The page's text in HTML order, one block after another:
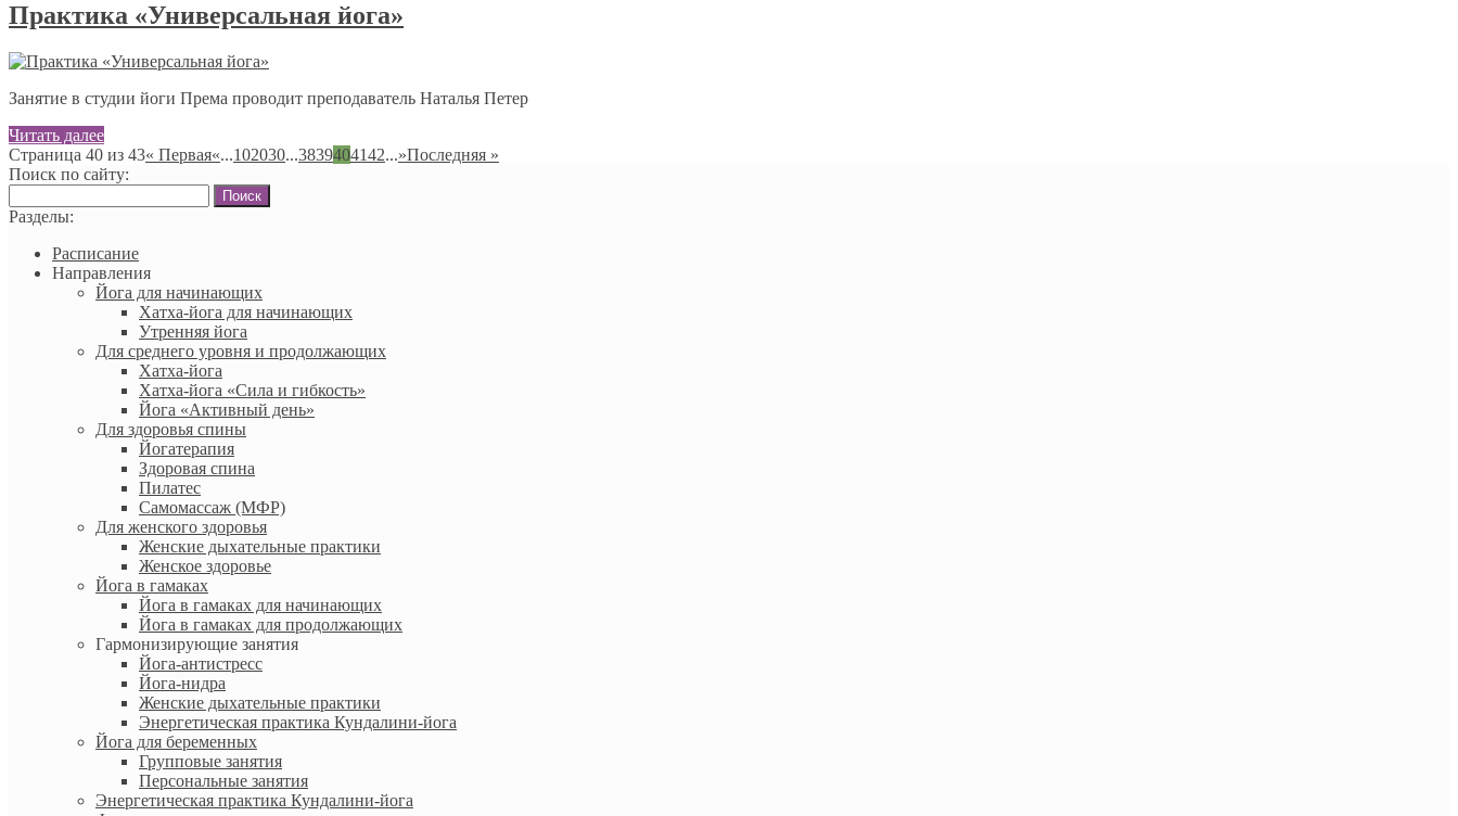
Практика «Универсальная йога»
Занятие в студии йоги Према проводит преподаватель Наталья Петер
Читать далее
Страница 40 из 43« Первая«...102030...3839404142...»Последняя »
Поиск по сайту:
Разделы:
Расписание
Направления
Йога для начинающих
Хатха-йога для начинающих
Утренняя йога
Для среднего уровня и продолжающих
Хатха-йога
Хатха-йога «Сила и гибкость»
Йога «Активный день»
Для здоровья спины
Йогатерапия
Здоровая спина
Пилатес
Самомассаж (МФР)
Для женского здоровья
Женские дыхательные практики
Женское здоровье
Йога в гамаках
Йога в гамаках для начинающих
Йога в гамаках для продолжающих
Гармонизирующие занятия
Йога-антистресс
Йога-нидра
Женские дыхательные практики
Энергетическая практика Кундалини-йога
Йога для беременных
Групповые занятия
Персональные занятия
Энергетическая практика Кундалини-йога